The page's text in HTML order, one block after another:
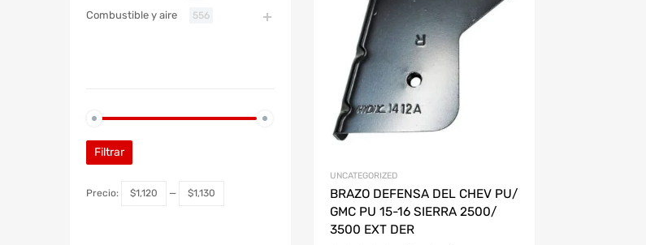
ABARTH AUDI CHEVROLET
UNCATEGORIZED
BRAZO DEFENSA DEL CHEV PU/
GMC PU 15-16 SIERRA 2500/
3500 EXT DER
Combustible y aire 556
Filtrar
Precio: $1,120 — $1,130